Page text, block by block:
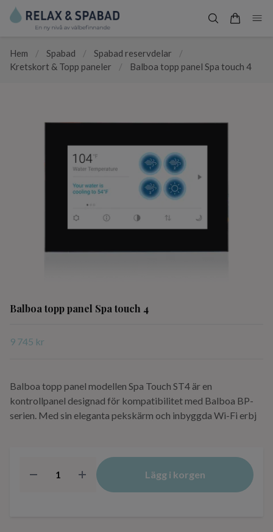
Hem / Spabad / Spabad reservdelar
/
Kretskort & Topp paneler
/ Balboa topp panel Spa touch 4
Balboa topp panel Spa touch 4
9 745 kr
Balboa topp panel modellen Spa Touch ST4 är en
kontrollpanel designad för kompatibilitet med Balboa BP-
serien. Med sin eleganta pekskärm och inbyggda Wi-Fi erbj
Lägg i korgen